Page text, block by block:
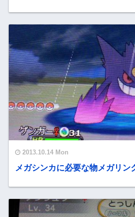
2013.10.14 Mon
メガシンカに必要な物メガリン